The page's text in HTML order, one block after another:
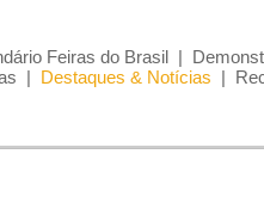
Feiras do Brasil |
| Destaques & Notícias |